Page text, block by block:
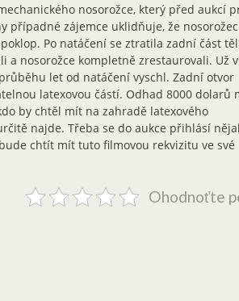
nosorožce, který před aukcí
případné zájemce uklidňuje, že
Po natáčení se ztratila zadní část
nosorožce kompletně zrestaurovali. Už
let od natáčení vyschl. Zadní otvor
latexovou částí. Odhad 8000 dolarů
by chtěl mít na zahradě latexového
najde. Třeba se do aukce přihlásí
chtít mít tuto filmovou rekvizitu ve své
Ohodnoťte